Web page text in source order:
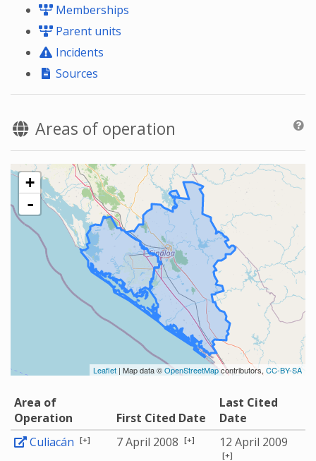
Memberships
Parent units
Incidents
Sources
Areas of operation
+
-
Leaflet | Map data ©OpenStreetMapcontributors, CC-BY-SA
Area of
Operation
First Cited Date
Last Cited
Date
Culiacán [+] 7 April 2008 [+] 12 April 2009
[+]